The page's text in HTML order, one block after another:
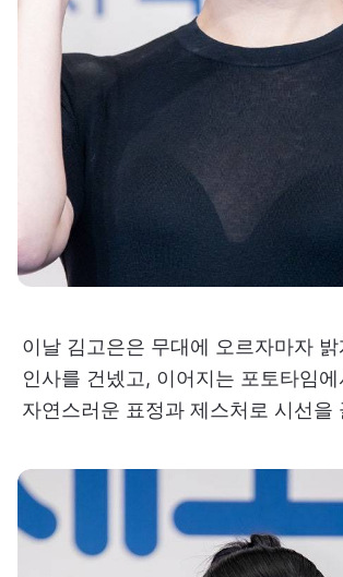
이날 김고은은 무대에 오르자마자 밝
인사를 건넸고, 이어지는 포토타임에
자연스러운 표정과 제스처로 시선을